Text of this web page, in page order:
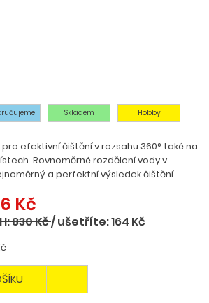
Skladem Hobby
efektivní čištění v rozsahu 360° také na
Rovnoměrné rozdělení vody v
a perfektní výsledek čištění.
Kč
830 Kč/ušetříte: 164 Kč